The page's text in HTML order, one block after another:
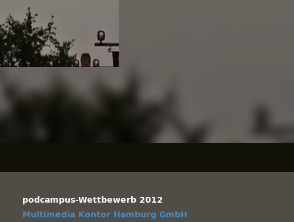
podcampus-Wettbewerb 2012
Multimedia Kontor Hamburg GmbH